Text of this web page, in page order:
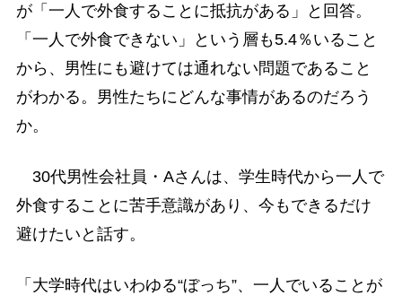
が「一人で外食することに抵抗がある」と回答。
「一人で外食できない」という層も5.4％いること
から、男性にも避けては通れない問題であること
がわかる。男性たちにどんな事情があるのだろう
か。
30代男性会社員・Aさんは、学生時代から一人で
外食することに苦手意識があり、今もできるだけ
避けたいと話す。
「大学時代はいわゆる“ぼっち”、一人でいることが